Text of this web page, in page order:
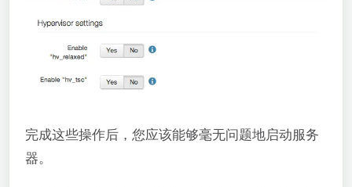
完成这些操作后，您应该能够毫无问题地启动服务
器。